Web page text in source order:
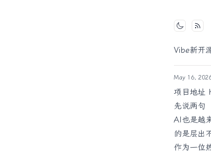
Toggle
Vibe新开
May 16,
项目地址
先说两句
AI也是越
的是层出
作为一位